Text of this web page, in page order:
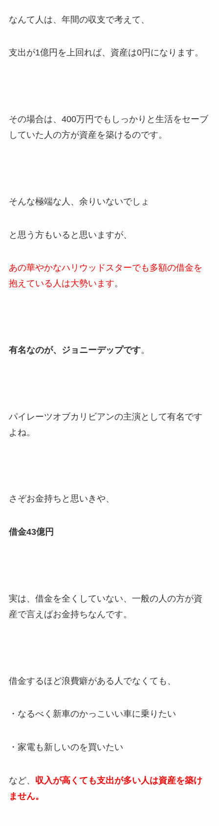
なんて人は、年間の収支で考えて、
支出が1億円を上回れば、資産は0円になります。
その場合は、400万円でもしっかりと生活をセーブ
していた人の方が資産を築けるのです。
そんな極端な人、余りいないでしょ
と思う方もいると思いますが、
あの華やかなハリウッドスターでも多額の借金を
抱えている人は大勢います。
有名なのが、ジョニーデップです。
パイレーツオブカリビアンの主演として有名です
よね。
さぞお金持ちと思いきや、
借金43億円
実は、借金を全くしていない、一般の人の方が資
産で言えばお金持ちなんです。
借金するほど浪費癖がある人でなくても、
・なるべく新車のかっこいい車に乗りたい
・家電も新しいのを買いたい
など、 収入が高くても支出が多い人は資産を築け
ません。